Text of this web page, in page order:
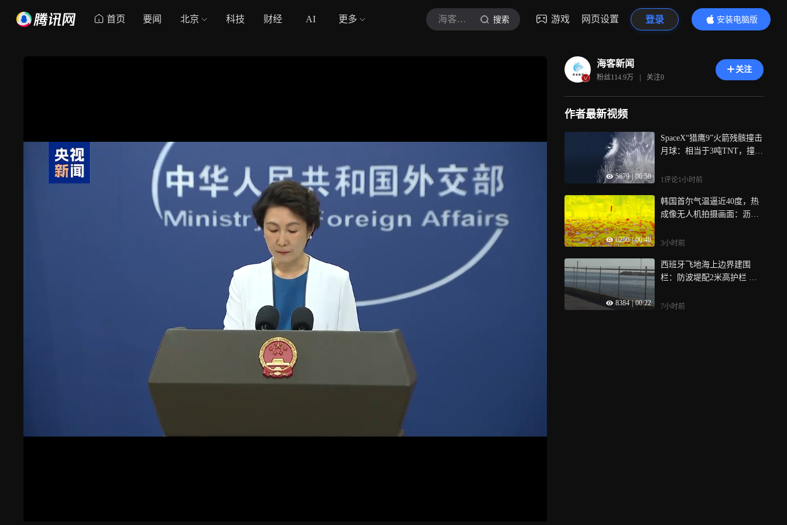
首页 要闻 北京 科技 财经 AI 更多 海客新闻 搜索 游戏 网页设置 登录
安装电脑版
内容更精彩
海客新闻
粉丝114.9万 | 关注0
关注
作者最新视频
5679 | 00:58
SpaceX“猎鹰9”火箭残骸撞击
月球：相当于3吨TNT，撞出
1评论1小时前
6256 | 00:40
韩国首尔气温逼近40度，热
成像无人机拍摄画面：沥青
3小时前
8384 | 00:22
西班牙飞地海上边界建围
栏：防波堤配2米高护栏 以
7小时前